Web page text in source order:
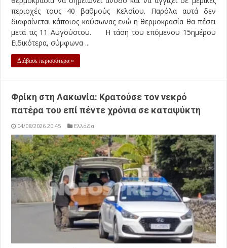
περιοχές τους 40 βαθμούς Κελσίου. Παρόλα αυτά δεν
διαφαίνεται κάποιος καύσωνας ενώ η θερμοκρασία θα πέσει
μετά τις 11 Αυγούστου. Η τάση του επόμενου 15ημέρου
Ειδικότερα, σύμφωνα ...
Διάβασε περισσότερα »
Φρίκη στη Λακωνία: Κρατούσε τον νεκρό
πατέρα του επί πέντε χρόνια σε καταψύκτη
04/08/2026 20:45 Ελλάδα